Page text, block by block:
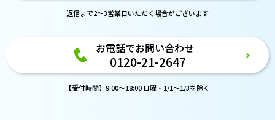
返信まで2～3営業日いただく場合がございます
お電話でお問い合わせ
0120-21-2647
【受付時間】9:00～18:00 日曜・1/1～1/3を除く